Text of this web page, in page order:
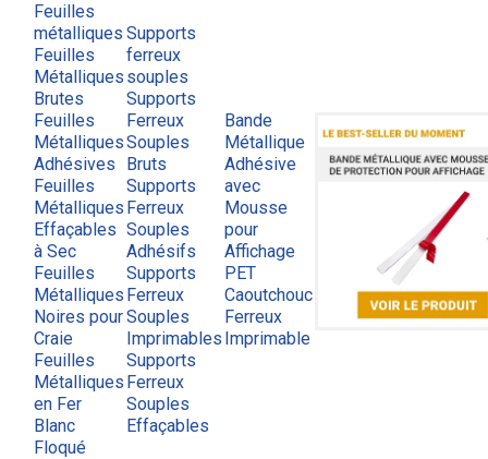
Feuilles
métalliques
Feuilles
Métalliques
Brutes
Feuilles
Métalliques
Adhésives
Feuilles
Métalliques
Effaçables
à Sec
Feuilles
Métalliques
Noires pour
Craie
Feuilles
Métalliques
en Fer
Blanc
Floqué
Supports
ferreux
souples
Supports
Ferreux
Souples
Bruts
Supports
Ferreux
Souples
Adhésifs
Supports
Ferreux
Souples
Imprimables
Supports
Ferreux
Souples
Effaçables
Bande
Métallique
Adhésive
avec
Mousse
pour
Affichage
PET
Caoutchouc
Ferreux
Imprimable